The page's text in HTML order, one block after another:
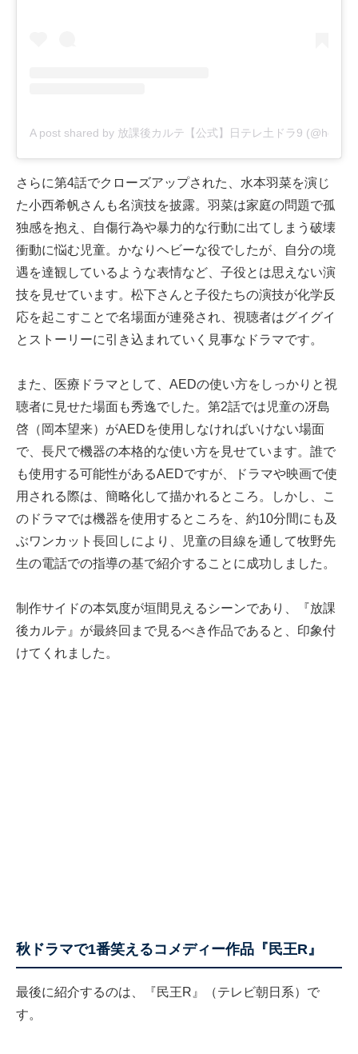
A post shared by 放課後カルテ【公式】日テレ土ドラ9
さらに第4話でクローズアップされた、水本羽菜を演じ
た小西希帆さんも名演技を披露。羽菜は家庭の問題で孤
独感を抱え、自傷行為や暴力的な行動に出てしまう破壊
衝動に悩む児童。かなりヘビーな役でしたが、自分の境
遇を達観しているような表情など、子役とは思えない演
技を見せています。松下さんと子役たちの演技が化学反
応を起こすことで名場面が連発され、視聴者はグイグイ
とストーリーに引き込まれていく見事なドラマです。
また、医療ドラマとして、AEDの使い方をしっかりと視
聴者に見せた場面も秀逸でした。第2話では児童の冴島
啓（岡本望来）がAEDを使用しなければいけない場面
で、長尺で機器の本格的な使い方を見せています。誰で
も使用する可能性があるAEDですが、ドラマや映画で使
用される際は、簡略化して描かれるところ。しかし、こ
のドラマでは機器を使用するところを、約10分間にも及
ぶワンカット長回しにより、児童の目線を通して牧野先
生の電話での指導の基で紹介することに成功しました。
制作サイドの本気度が垣間見えるシーンであり、『放課
後カルテ』が最終回まで見るべき作品であると、印象付
けてくれました。
秋ドラマで1番笑えるコメディー作品『民王R』
最後に紹介するのは、『民王R』（テレビ朝日系）で
す。